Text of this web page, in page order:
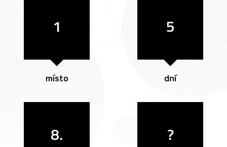
1
místo
5
dní
8. ?